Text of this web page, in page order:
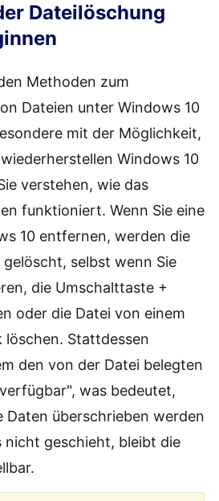
Dateilöschung
Methoden zum
Dateien unter Windows 10
mit der Möglichkeit,
Windows 10
verstehen, wie das
funktioniert. Wenn Sie eine
10 entfernen, werden die
selbst wenn Sie
die Umschalttaste +
oder die Datei von einem
Stattdessen
den von der Datei belegten
was bedeutet,
Daten überschrieben werden
nicht geschieht, bleibt die